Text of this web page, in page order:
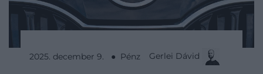
2025. december 9. ● Pénz Gerlei Dávid